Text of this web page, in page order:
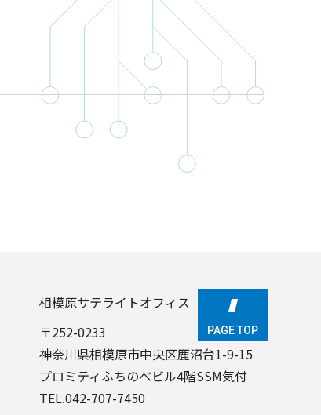
相模原サテライトオフィス
〒252-0233
神奈川県相模原市中央区鹿沼台1-9-15
プロミティふちのべビル4階SSM気付
TEL.042-707-7450
PAGE TOP
PAGE TOP